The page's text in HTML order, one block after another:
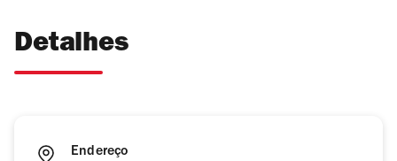
Detalhes
Endereço